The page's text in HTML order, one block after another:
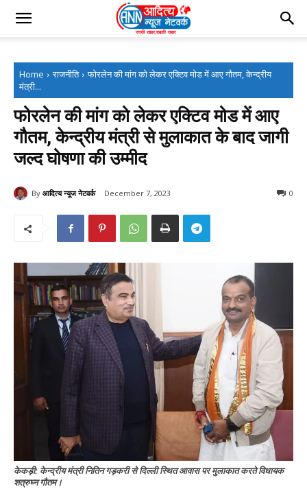
Home राजनीति
फोरलेन की मांग को लेकर एक्टिव मोड में आए गौतम, केन्द्रीय
मंत्री...
फोरलेन की मांग को लेकर एक्टिव मोड में आए
गौतम, केन्द्रीय मंत्री से मुलाकात के बाद जागी
जल्द घोषणा की उम्मीद
By आदित्य न्यूज नेटवर्क December 7, 2023 0
केकड़ी: केन्द्रीय मंत्री नितिन गड़करी से दिल्ली स्थित आवास पर मुलाकात करते विधायक
शत्रुघ्न गौतम।